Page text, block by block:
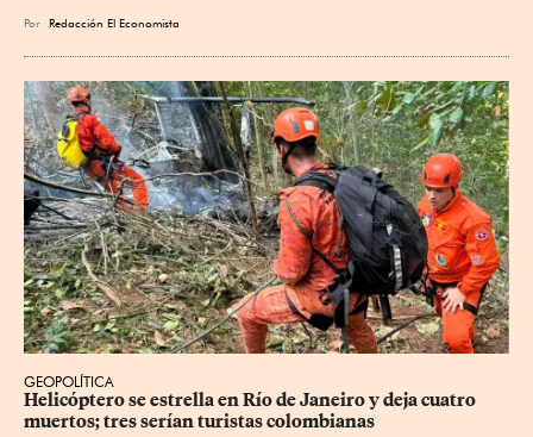
Por Redacción El Economista
GEOPOLÍTICA
Helicóptero se estrella en Río de Janeiro y deja cuatro
muertos; tres serían turistas colombianas